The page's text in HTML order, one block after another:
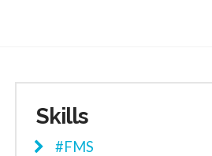
Skills
#FMS